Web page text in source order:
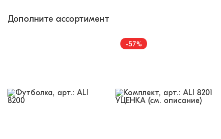
диапазоне указанного размерного ряда. Точную
расцветок) указать не представляется возможным.
Дополните ассортимент
-57%